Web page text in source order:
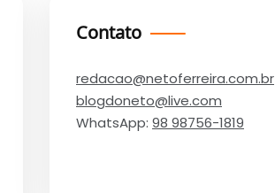
Contato
redacao@netoferreira.com.br
blogdoneto@live.com
WhatsApp: 98 98756-1819